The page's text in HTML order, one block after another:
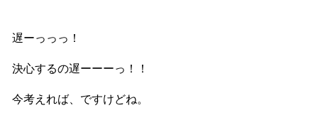
遅ーっっっ！
決心するの遅ーーーっ！！
今考えれば、ですけどね。